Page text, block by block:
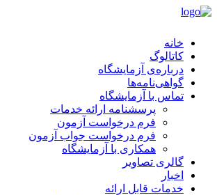
خانه
کاتالوگ
درباره‌ی آزمایشگاه
گواهی‌نامه‌ها
تماس با آزمایشگاه
پرسشنامه ارائه خدمات
فرم درخواست آزمون
فرم درخواست جواب آزمون
همکاری با آزمایشگاه
گالری تصاویر
اخبار
خدمات قابل ارائه